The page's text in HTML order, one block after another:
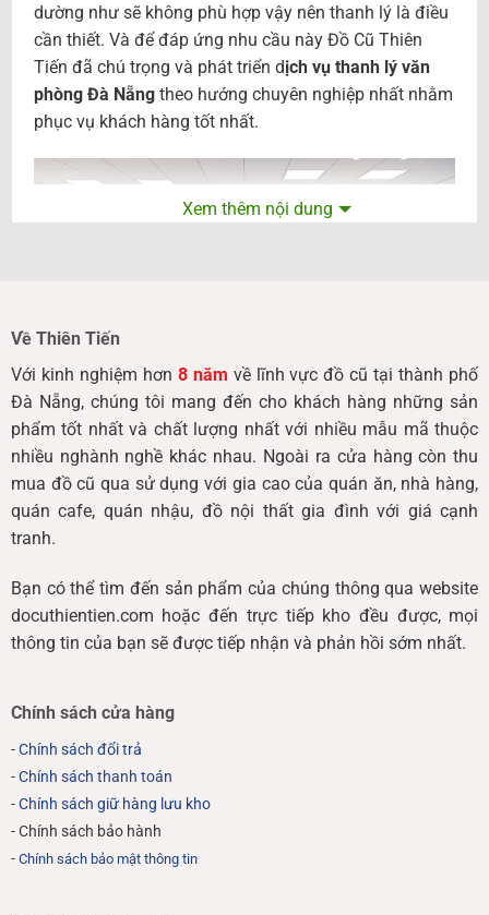
dường như sẽ không phù hợp vậy nên thanh lý là điều
cần thiết. Và để đáp ứng nhu cầu này Đồ Cũ Thiên
Tiến đã chú trọng và phát triển dịch vụ thanh lý văn
phòng Đà Nẵng theo hướng chuyên nghiệp nhất nhằm
phục vụ khách hàng tốt nhất.
Dịch vụ thanh lý văn phòng Đà Nẵng tại
Thiên Tiến
Dịch vụ thanh lý văn phòng là dịch vụ được Thiên Tiến
vô cùng chú trọng với châm ngôn ‘’mang đến sự hài
lòng cao nhất’’ cho khách hàng trong lĩnh vực
khách hàng 1 cách chuyên nghiệp nhất.
Thiên Tiến thu mua từ A – Z các nội thất văn phòng:
liền bàn, bàn làm việc,…
Giá sách, kệ trưng bày văn phòng.
Bộ bàn ghế giám đốc.
Xem thêm nội dung
Về Thiên Tiến
Với kinh nghiệm hơn 8 năm về lĩnh vực đồ cũ tại thành phố
Đà Nẵng, chúng tôi mang đến cho khách hàng những sản
phẩm tốt nhất và chất lượng nhất với nhiều mẫu mã thuộc
nhiều nghành nghề khác nhau. Ngoài ra cửa hàng còn thu
mua đồ cũ qua sử dụng với gia cao của quán ăn, nhà hàng,
quán cafe, quán nhậu, đồ nội thất gia đình với giá cạnh
tranh.
Bạn có thể tìm đến sản phẩm của chúng thông qua website
docuthientien.com hoặc đến trực tiếp kho đều được, mọi
thông tin của bạn sẽ được tiếp nhận và phản hồi sớm nhất.
Chính sách cửa hàng
-Chính sách đổi trả
-Chính sách thanh toán
-Chính sách giữ hàng lưu kho
- Chính sách bảo hành
- Chính sách bảo mật thông tin